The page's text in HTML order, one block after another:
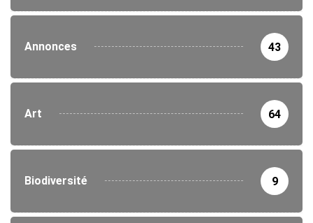
Annonces 43
Art 64
Biodiversité 9